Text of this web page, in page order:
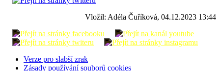
Vložil: Adéla Čuříková, 04.12.2023 13:44
Verze pro slabší zrak
Zásady používání souborů cookies